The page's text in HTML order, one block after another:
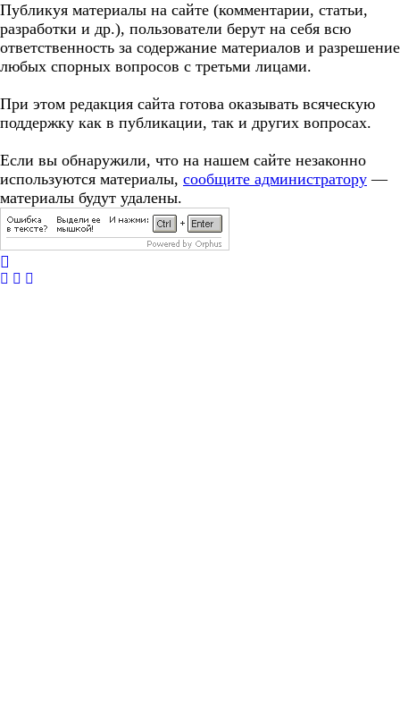
Публикуя материалы на сайте (комментарии, статьи,
разработки и др.), пользователи берут на себя всю
ответственность за содержание материалов и разрешение
любых спорных вопросов с третьми лицами.
При этом редакция сайта готова оказывать всяческую
поддержку как в публикации, так и других вопросах.
Если вы обнаружили, что на нашем сайте незаконно
используются материалы, сообщите администратору —
материалы будут удалены.